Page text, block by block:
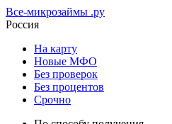
Все-микрозаймы .ру
Россия
На карту
Новые МФО
Без проверок
Без процентов
Срочно